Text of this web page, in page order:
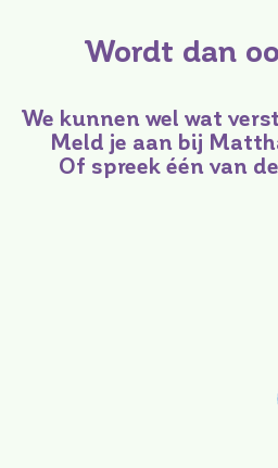
Wordt dan
We kunnen wel wat
Meld je aan bij
Of spreek één van